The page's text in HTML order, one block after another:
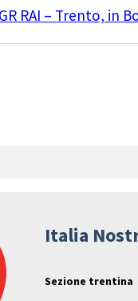
RAI – Trento,
Italia
Sezione trentina